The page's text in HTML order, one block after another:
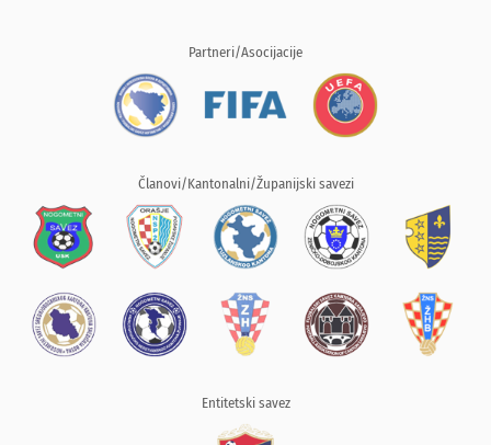
Partneri/Asocijacije
Članovi/Kantonalni/Županijski savezi
Entitetski savez